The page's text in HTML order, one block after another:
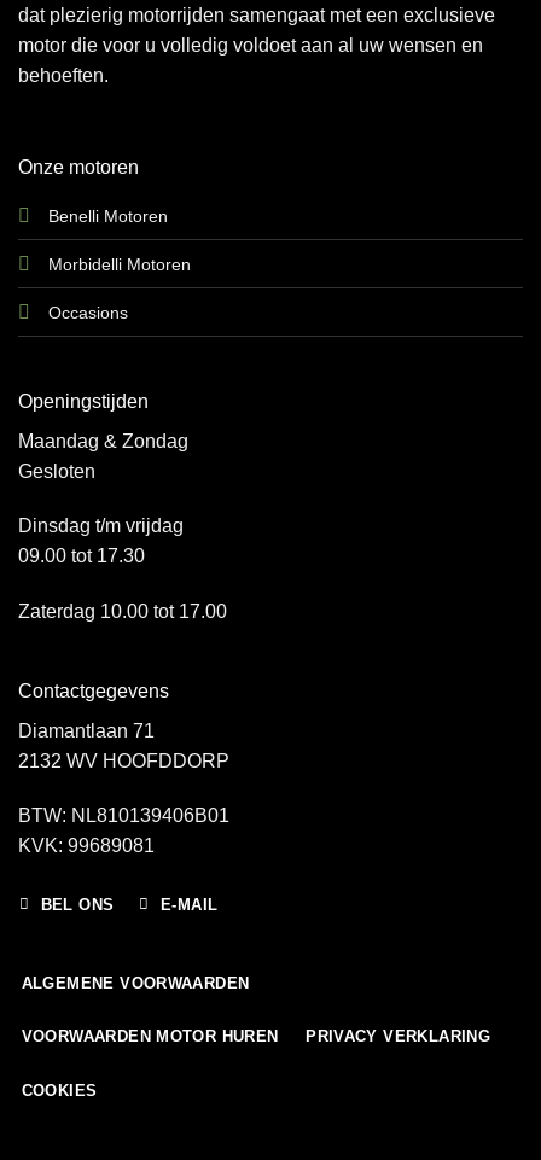
dat plezierig motorrijden samengaat met een exclusieve
motor die voor u volledig voldoet aan al uw wensen en
behoeften.
Onze motoren
Benelli Motoren
Morbidelli Motoren
Occasions
Openingstijden
Maandag & Zondag
Gesloten
Dinsdag t/m vrijdag
09.00 tot 17.30
Zaterdag 10.00 tot 17.00
Contactgegevens
Diamantlaan 71
2132 WV HOOFDDORP
BTW: NL810139406B01
KVK: 99689081
BEL ONS E-MAIL
ALGEMENE VOORWAARDEN
VOORWAARDEN MOTOR HUREN PRIVACY VERKLARING
COOKIES